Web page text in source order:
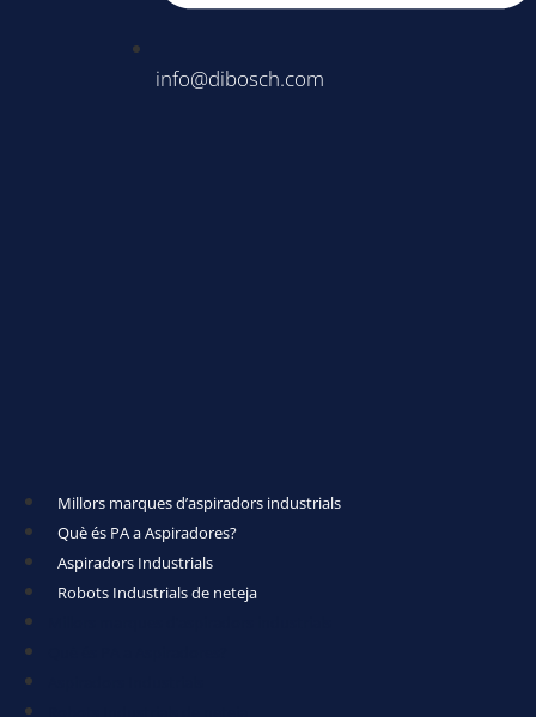
info@dibosch.com
Millors marques d’aspiradors industrials
Què és PA a Aspiradores?
Aspiradors Industrials
Robots Industrials de neteja